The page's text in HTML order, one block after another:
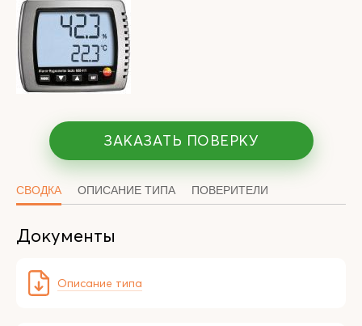
ЗАКАЗАТЬ ПОВЕРКУ
СВОДКА ОПИСАНИЕ ТИПА ПОВЕРИТЕЛИ
Документы
Описание типа